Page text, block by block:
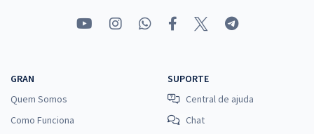
GRAN
Quem Somos
Como Funciona
SUPORTE
Central de ajuda
Chat